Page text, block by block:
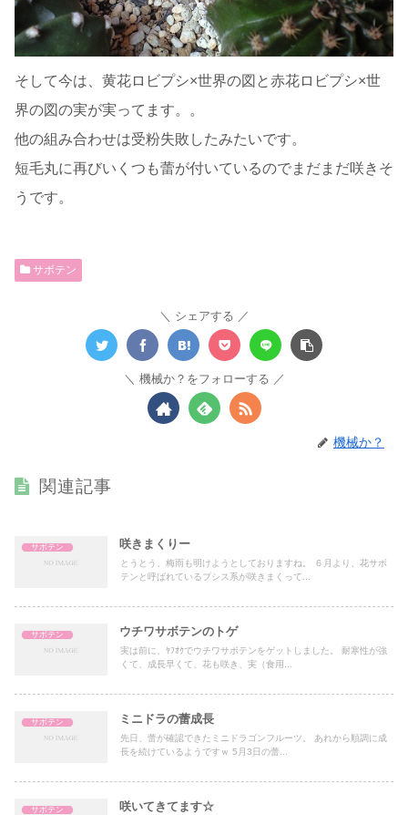
そして今は、黄花ロビプシ×世界の図と赤花ロビプシ×世
界の図の実が実ってます。。
他の組み合わせは受粉失敗したみたいです。
短毛丸に再びいくつも蕾が付いているのでまだまだ咲きそ
うです。
サボテン
シェアする
機械か？をフォローする
機械か？
関連記事
サボテン 咲きまくりー
とうとう、梅雨も明けようとしておりますね。 ６月より、花サボ
テンと呼ばれているプシス系が咲きまくって...
サボテン ウチワサボテンのトゲ
実は前に、ﾔﾌｵｸでウチワサボテンをゲットしました。 耐寒性が強
くて、成長早くて、花も咲き、実（食用...
サボテン ミニドラの蕾成長
先日、蕾が確認できたミニドラゴンフルーツ。 あれから順調に成
長を続けているようですｗ 5月3日の蕾...
サボテン 咲いてきてます☆